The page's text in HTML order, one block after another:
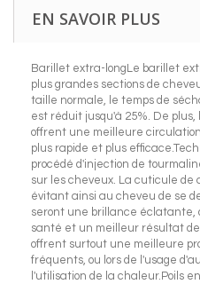
EN SAVOIR PLUS
Barillet extra-longLe barillet
plus grandes sections de
taille normale, le temps de
est réduit jusqu'à 25%. De
offrent une meilleure
plus rapide et plus
procédé d'injection de
sur les cheveux. La cuticule
évitant ainsi au cheveu de se
seront une brillance éclatante,
santé et un meilleur résultat de
offrent surtout une meilleure
fréquents, ou lors de l'usage
l'utilisation de la chaleur.Poils